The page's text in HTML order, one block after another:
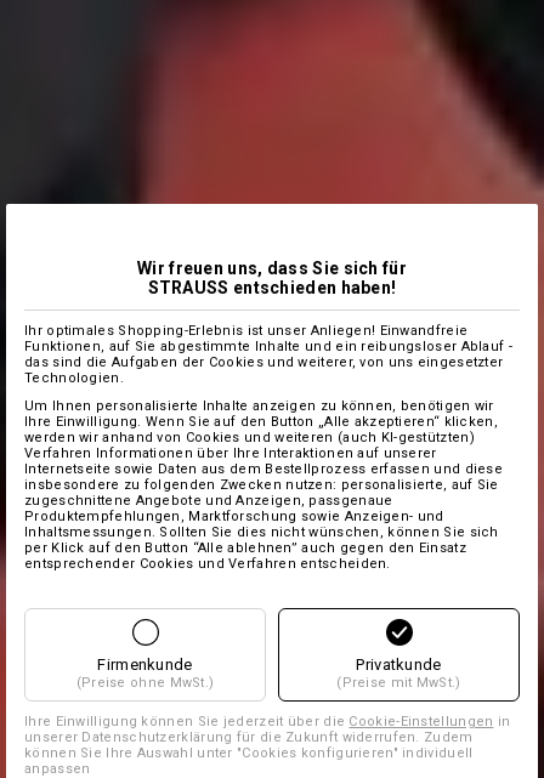
Wir freuen uns, dass Sie sich für
STRAUSS entschieden haben!
Ihr optimales Shopping-Erlebnis ist unser Anliegen! Einwandfreie
Funktionen, auf Sie abgestimmte Inhalte und ein reibungsloser Ablauf -
das sind die Aufgaben der Cookies und weiterer, von uns eingesetzter
Technologien.
Um Ihnen personalisierte Inhalte anzeigen zu können, benötigen wir
Ihre Einwilligung. Wenn Sie auf den Button „Alle akzeptieren“ klicken,
werden wir anhand von Cookies und weiteren (auch KI-gestützten)
Verfahren Informationen über Ihre Interaktionen auf unserer
Internetseite sowie Daten aus dem Bestellprozess erfassen und diese
insbesondere zu folgenden Zwecken nutzen: personalisierte, auf Sie
zugeschnittene Angebote und Anzeigen, passgenaue
Produktempfehlungen, Marktforschung sowie Anzeigen- und
Inhaltsmessungen. Sollten Sie dies nicht wünschen, können Sie sich
per Klick auf den Button “Alle ablehnen” auch gegen den Einsatz
entsprechender Cookies und Verfahren entscheiden.
Firmenkunde
(Preise ohne MwSt.)
Privatkunde
(Preise mit MwSt.)
Ihre Einwilligung können Sie jederzeit über die Cookie-Einstellungen in
unserer Datenschutzerklärung für die Zukunft widerrufen. Zudem
können Sie Ihre Auswahl unter "Cookies konfigurieren" individuell
anpassen